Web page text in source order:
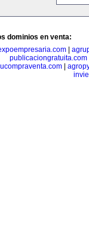
dominios en venta:
|
publicaciongratuita.com|